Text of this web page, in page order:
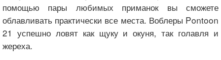
помощью пары любимых приманок вы сможете
облавливать практически все места. Воблеры Pontoon
21 успешно ловят как щуку и окуня, так голавля и
жереха.